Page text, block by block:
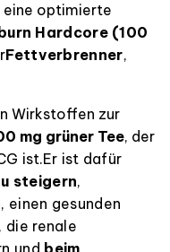
eine optimierte
Hardcore (100
Fettverbrenner,
Wirkstoffen zur
mg grüner Tee, der
ist.Er ist dafür
steigern,
, einen gesunden
renale